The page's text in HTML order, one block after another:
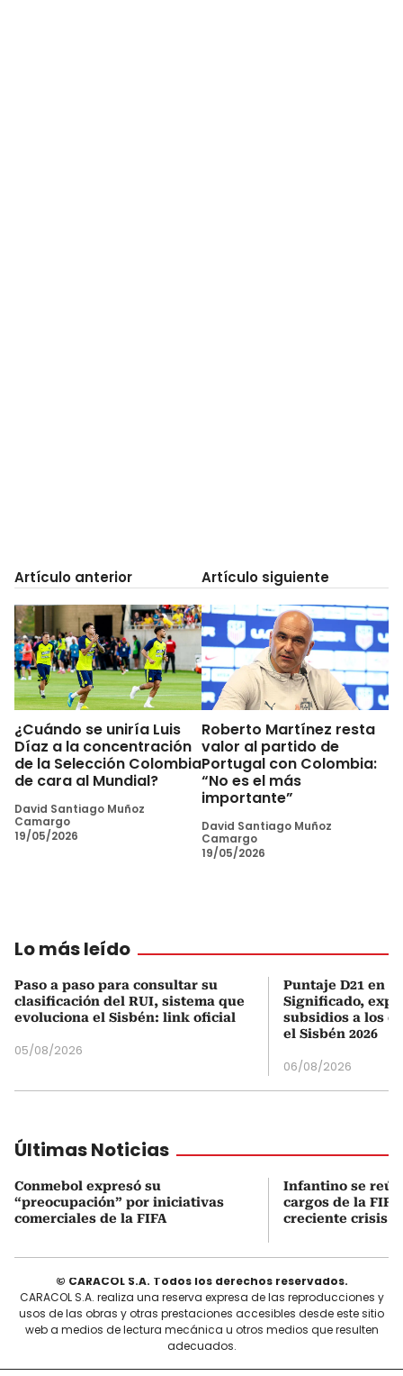
Artículo anterior
¿Cuándo se uniría Luis
Díaz a la concentración
de la Selección Colombia
de cara al Mundial?
David Santiago Muñoz
Camargo
19/05/2026
Artículo siguiente
Roberto Martínez resta
valor al partido de
Portugal con Colombia:
“No es el más
importante”
David Santiago Muñoz
Camargo
19/05/2026
Lo más leído
Paso a paso para consultar su
clasificación del RUI, sistema que
evoluciona el Sisbén: link oficial
05/08/2026
Puntaje D21 en
Significado,
subsidios a los
el Sisbén 2026
06/08/2026
Últimas Noticias
Conmebol expresó su
“preocupación” por iniciativas
comerciales de la FIFA
Infantino se
cargos de la
creciente crisis
© CARACOL S.A. Todos los derechos reservados.
CARACOL S.A. realiza una reserva expresa de las reproducciones y
usos de las obras y otras prestaciones accesibles desde este sitio
web a medios de lectura mecánica u otros medios que resulten
adecuados.